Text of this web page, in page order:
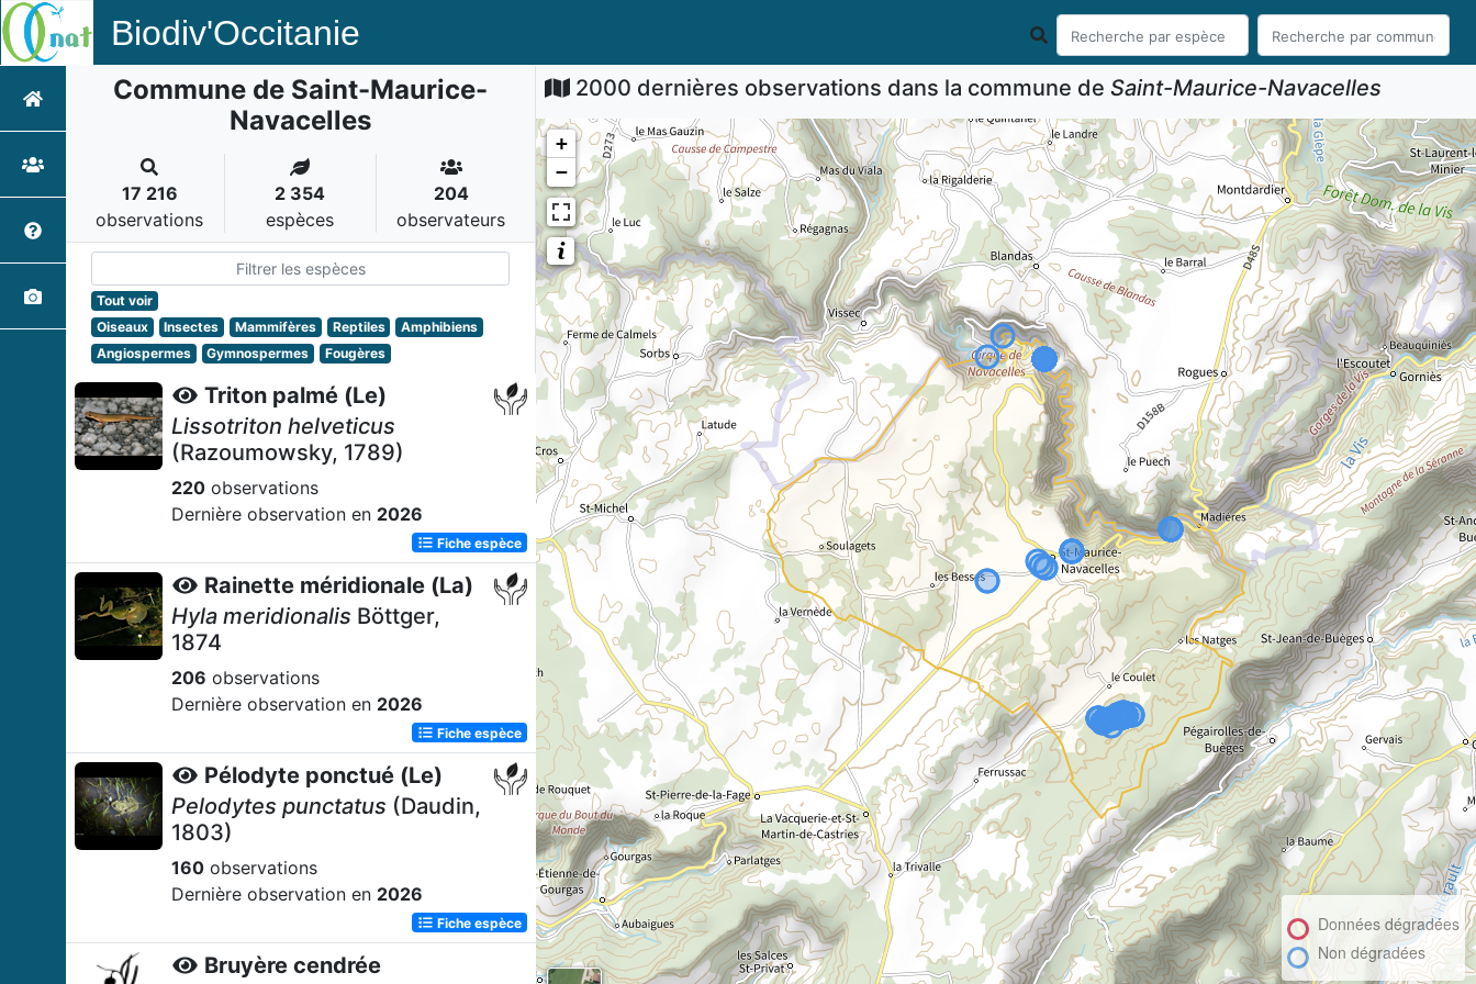
Biodiv'Occitanie
Commune de Saint-Maurice-
Navacelles
17 216
observations
2 354
espèces
204
observateurs
Tout voir
Oiseaux
Insectes Mammifères Reptiles
Amphibiens
Angiospermes
Gymnospermes Fougères
Triton palmé (Le)
Lissotriton helveticus
(Razoumowsky, 1789)
220 observations
Dernière observation en 2026
Fiche espèce
Rainette méridionale (La)
Hyla meridionalis Böttger,
1874
206 observations
Dernière observation en 2026
Fiche espèce
Pélodyte ponctué (Le)
Pelodytes punctatus (Daudin,
1803)
160 observations
Dernière observation en 2026
Fiche espèce
Bruyère cendrée
2000 dernières observations dans la commune de Saint-Maurice-Navacelles
+
−
Données dégradées
Non dégradées